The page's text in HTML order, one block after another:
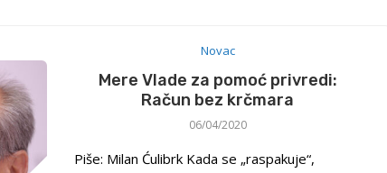
Novac
Mere Vlade za pomoć privredi:
Račun bez krčmara
06/04/2020
Piše: Milan Ćulibrk Kada se „raspakuje“,